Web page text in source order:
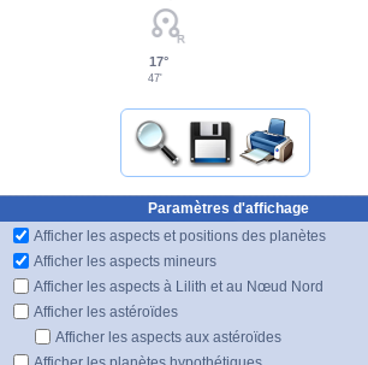
17°
47'
Paramètres d'affichage
Afficher les aspects et positions des planètes
Afficher les aspects mineurs
Afficher les aspects à Lilith et au Nœud Nord
Afficher les astéroïdes
Afficher les aspects aux astéroïdes